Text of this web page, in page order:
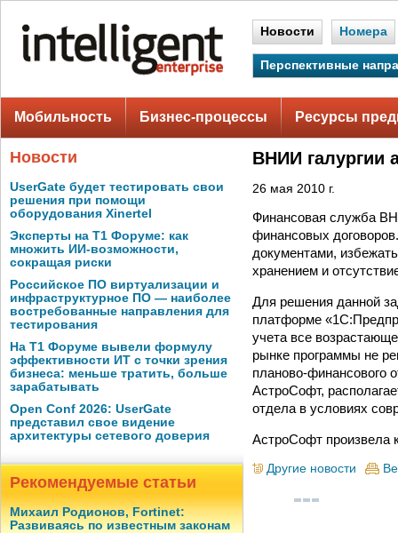
Новости Номера
Перспективные
Мобильность Бизнес-процессы Ресурсы
Новости
UserGate будет тестировать свои
решения при помощи
оборудования Xinertel
Эксперты на Т1 Форуме: как
множить ИИ-возможности,
сокращая риски
Российское ПО виртуализации и
инфраструктурное ПО — наиболее
востребованные направления для
тестирования
На Т1 Форуме вывели формулу
эффективности ИТ с точки зрения
бизнеса: меньше тратить, больше
зарабатывать
Open Conf 2026: UserGate
представил свое видение
архитектуры сетевого доверия
Рекомендуемые статьи
Михаил Родионов, Fortinet:
Развиваясь по известным законам
ВНИИ галургии
26 мая 2010 г.
Финансовая служба
финансовых
документами,
хранением и
Для решения данной
платформе
учета все
рынке программы не
планово-финансового
АстроСофт,
отдела в условиях
АстроСофт произвела
Другие новости